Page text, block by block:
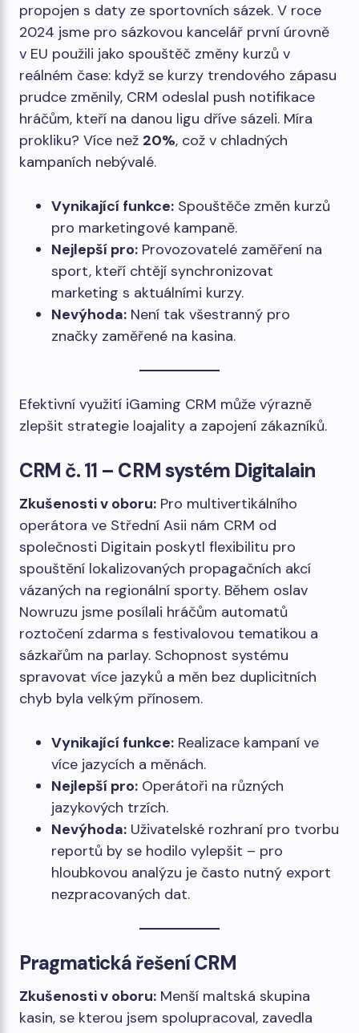
propojen s daty ze sportovních sázek. V roce
2024 jsme pro sázkovou kancelář první úrovně
v EU použili jako spouštěč změny kurzů v
reálném čase: když se kurzy trendového zápasu
prudce změnily, CRM odeslal push notifikace
hráčům, kteří na danou ligu dříve sázeli. Míra
prokliku? Více než 20%, což v chladných
kampaních nebývalé.
Vynikající funkce: Spouštěče změn kurzů
pro marketingové kampaně.
Nejlepší pro: Provozovatelé zaměření na
sport, kteří chtějí synchronizovat
marketing s aktuálními kurzy.
Nevýhoda: Není tak všestranný pro
značky zaměřené na kasina.
Efektivní využití iGaming CRM může výrazně
zlepšit strategie loajality a zapojení zákazníků.
CRM č. 11 – CRM systém Digitalain
Zkušenosti v oboru: Pro multivertikálního
operátora ve Střední Asii nám CRM od
společnosti Digitain poskytl flexibilitu pro
spouštění lokalizovaných propagačních akcí
vázaných na regionální sporty. Během oslav
Nowruzu jsme posílali hráčům automatů
roztočení zdarma s festivalovou tematikou a
sázkařům na parlay. Schopnost systému
spravovat více jazyků a měn bez duplicitních
chyb byla velkým přínosem.
Vynikající funkce: Realizace kampaní ve
více jazycích a měnách.
Nejlepší pro: Operátoři na různých
jazykových trzích.
Nevýhoda: Uživatelské rozhraní pro tvorbu
reportů by se hodilo vylepšit – pro
hloubkovou analýzu je často nutný export
nezpracovaných dat.
Pragmatická řešení CRM
Zkušenosti v oboru: Menší maltská skupina
kasin, se kterou jsem spolupracoval, zavedla